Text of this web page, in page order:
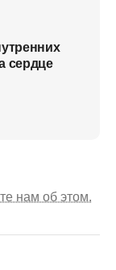
сердце
нам об этом.